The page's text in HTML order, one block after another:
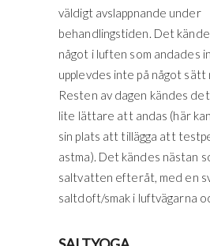
väldigt avslappnande under
behandlingstiden. Det
något i luften som andades
upplevdes inte på något sätt
Resten av dagen kändes
lite lättare att andas (här
sin plats att tillägga att
astma). Det kändes nästan
saltvatten efteråt, med en
saltdoft/smak i luftvägarna